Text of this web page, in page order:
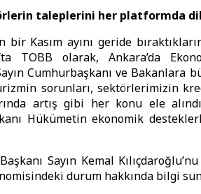
taleplerini her platformda
bir Kasım ayını geride
TOBB olarak, Ankara’da
Cumhurbaşkanı ve
sorunları, sektörlerimizin
artış gibi her konu ele
Hükümetin ekonomik
Sayın Kemal
durum hakkında bilgi